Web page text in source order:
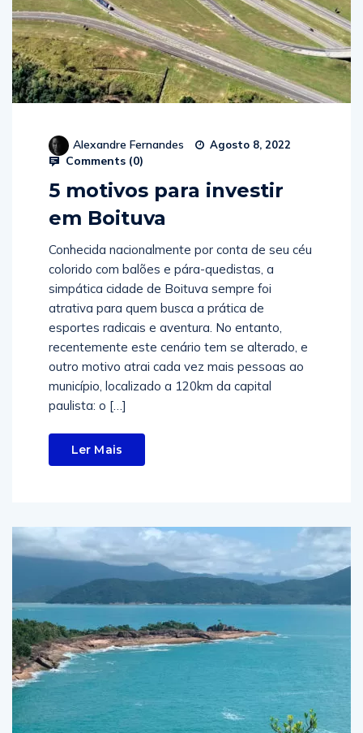
Alexandre Fernandes Agosto 8, 2022
Comments (0)
5 motivos para investir
em Boituva
Conhecida nacionalmente por conta de seu céu
colorido com balões e pára-quedistas, a
simpática cidade de Boituva sempre foi
atrativa para quem busca a prática de
esportes radicais e aventura. No entanto,
recentemente este cenário tem se alterado, e
outro motivo atrai cada vez mais pessoas ao
município, localizado a 120km da capital
paulista: o […]
Ler Mais